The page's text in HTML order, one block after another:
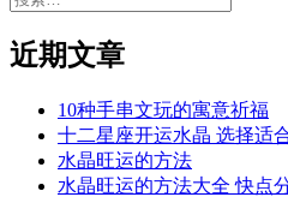
近期文章
10种手串文玩的寓意祈福
十二星座开运水晶 选择适
水晶旺运的方法
水晶旺运的方法大全 快点